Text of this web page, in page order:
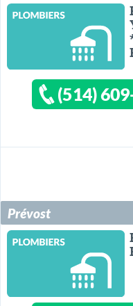
(514)
Prévost